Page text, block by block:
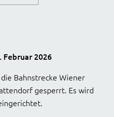
Februar 2026
Bahnstrecke Wiener
gesperrt. Es wird